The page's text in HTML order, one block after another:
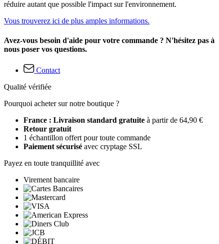
réduire autant que possible l'impact sur l'environnement.
Vous trouverez ici de plus amples informations.
Avez-vous besoin d'aide pour votre commande ? N'hésitez pas à
nous poser vos questions.
Contact
Qualité vérifiée
Pourquoi acheter sur notre boutique ?
France : Livraison standard gratuite à partir de 64,90 €
Retour gratuit
1 échantillon offert pour toute commande
Paiement sécurisé avec cryptage SSL
Payez en toute tranquillité avec
Virement bancaire